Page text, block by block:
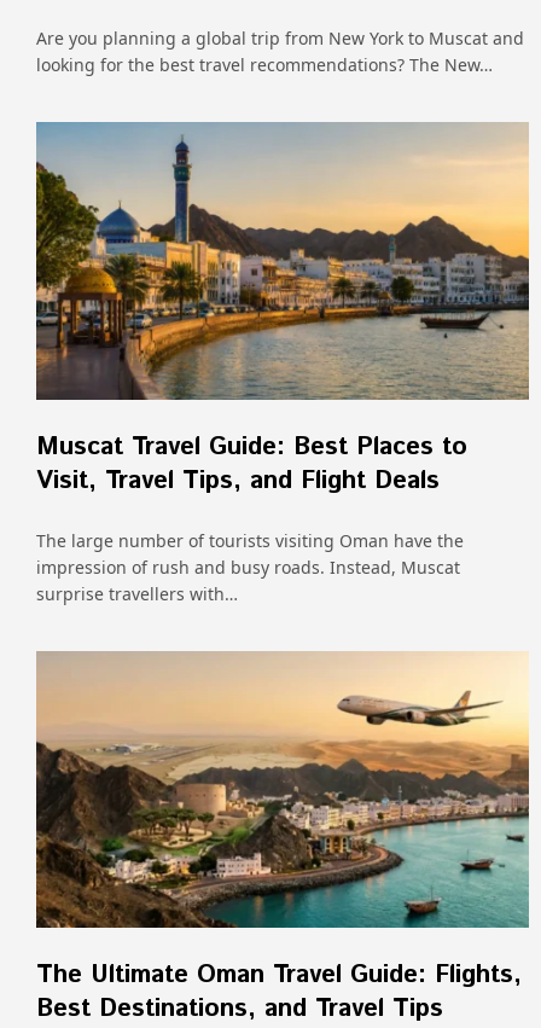
Are you planning a global trip from New York to Muscat and
looking for the best travel recommendations? The New…
Muscat Travel Guide: Best Places to
Visit, Travel Tips, and Flight Deals
The large number of tourists visiting Oman have the
impression of rush and busy roads. Instead, Muscat
surprise travellers with…
The Ultimate Oman Travel Guide: Flights,
Best Destinations, and Travel Tips